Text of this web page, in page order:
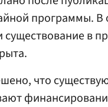
программы. В
существование в
что